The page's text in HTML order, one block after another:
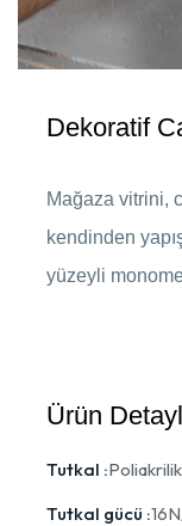
Dekoratif
Mağaza vitrini,
kendinden
yüzeyli
Ürün
Tutkal :
Tutkal gücü :